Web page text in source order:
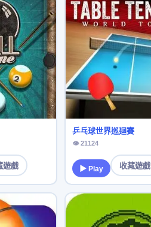
遊戲
乒乓球世界巡迴賽
👁 21124
▶ Play 收藏遊戲